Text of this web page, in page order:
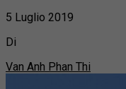
5 Luglio 2019
Di
Van Anh Phan Thi